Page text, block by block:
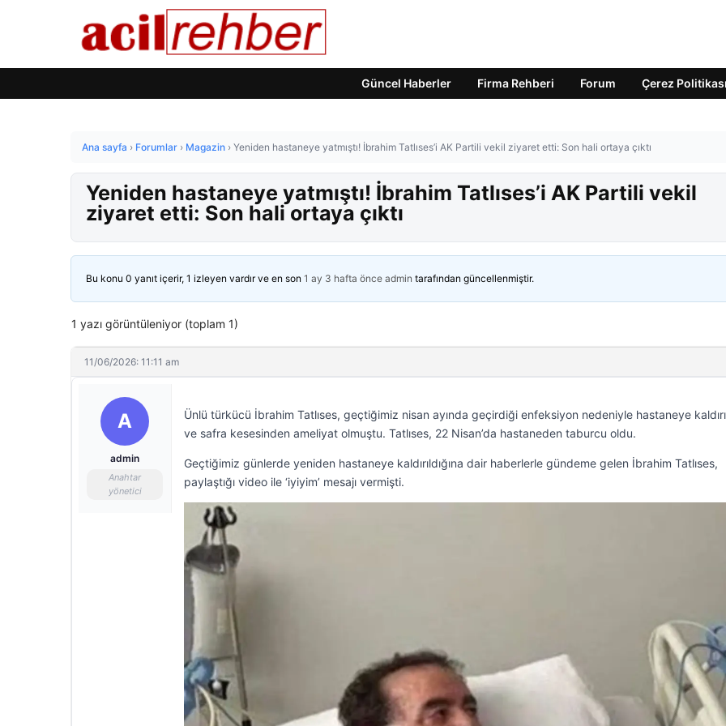
Güncel Haberler Firma Rehberi Forum Çerez Politikası
Ana sayfa › Forumlar › Magazin › Yeniden hastaneye yatmıştı! İbrahim Tatlıses’i AK Partili vekil ziyaret etti: Son hali ortaya çıktı
Yeniden hastaneye yatmıştı! İbrahim Tatlıses’i AK Partili vekil
ziyaret etti: Son hali ortaya çıktı
Bu konu 0 yanıt içerir, 1 izleyen vardır ve en son 1 ay 3 hafta önce admin tarafından güncellenmiştir.
1 yazı görüntüleniyor (toplam 1)
11/06/2026: 11:11 am
A
admin
Anahtar
yönetici
Ünlü türkücü İbrahim Tatlıses, geçtiğimiz nisan ayında geçirdiği enfeksiyon nedeniyle hastaneye
ve safra kesesinden ameliyat olmuştu. Tatlıses, 22 Nisan’da hastaneden taburcu oldu.
Geçtiğimiz günlerde yeniden hastaneye kaldırıldığına dair haberlerle gündeme gelen İbrahim Tatlıses,
paylaştığı video ile ‘iyiyim’ mesajı vermişti.